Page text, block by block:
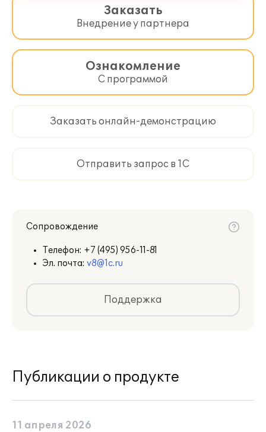
Заказать
Внедрение у партнера
Ознакомление
С программой
Заказать онлайн-демонстрацию
Отправить запрос в 1С
Сопровождение
Телефон: +7 (495) 956-11-81
Эл. почта: v8@1c.ru
Поддержка
Публикации о продукте
11 апреля 2026